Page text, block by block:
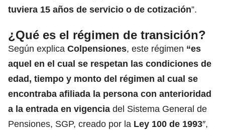
tuviera 15 años de servicio o de cotización”.
¿Qué es el régimen de transición?
Según explica Colpensiones, este régimen “es
aquel en el cual se respetan las condiciones de
edad, tiempo y monto del régimen al cual se
encontraba afiliada la persona con anterioridad
a la entrada en vigencia del Sistema General de
Pensiones, SGP, creado por la Ley 100 de 1993″,